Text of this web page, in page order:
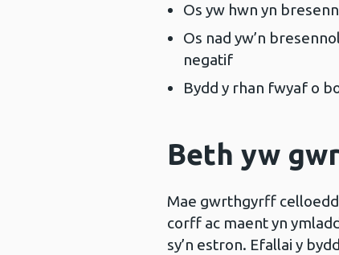
Os yw hwn yn
Os nad yw’n
negatif
Bydd y rhan fwyaf o
Beth yw
Mae gwrthgyrff
corff ac maent yn
sy’n estron. Efallai y